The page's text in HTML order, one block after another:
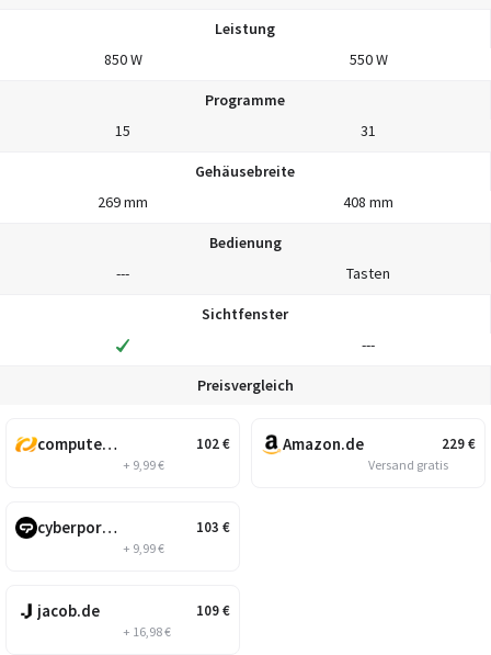
Leistung
850 W
550 W
Programme
15
31
Gehäusebreite
269 mm
408 mm
Bedienung
---
Tasten
Sichtfenster
---
Preisvergleich
102€
computeruniverse.net
+ 9,99 €
103 €
cyberport.at
+ 9,99 €
109€
jacob.de
+ 16,98 €
229€
Amazon.de
Versand gratis